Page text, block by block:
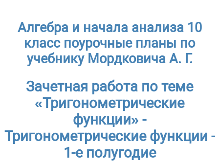
Алгебра и начала анализа 10
класс поурочные планы по
учебнику Мордковича А. Г.
Зачетная работа по теме
«Тригонометрические
функции» -
Тригонометрические функции -
1-е полугодие